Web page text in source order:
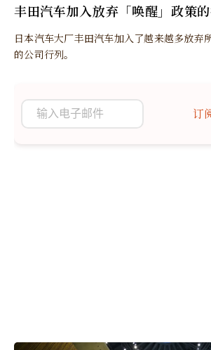
丰田汽车加入放弃「唤醒」政策
日本汽车大厂丰田汽车加入了越来越多放弃
的公司行列。
订